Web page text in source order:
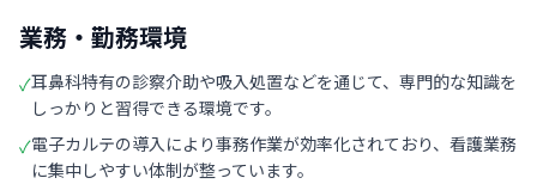
業務・勤務環境
✓耳鼻科特有の診察介助や吸入処置などを通じて、専門的な知識を
しっかりと習得できる環境です。
✓電子カルテの導入により事務作業が効率化されており、看護業務
に集中しやすい体制が整っています。